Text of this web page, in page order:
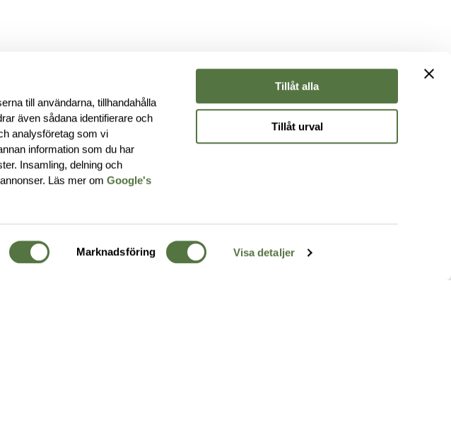
till användarna, tillhandahålla
även sådana identifierare och
analysföretag som vi
information som du har
Insamling, delning och
Läs mer omGoogle's
Marknadsföring Visa detaljer
Tillåt alla
Tillåt urval